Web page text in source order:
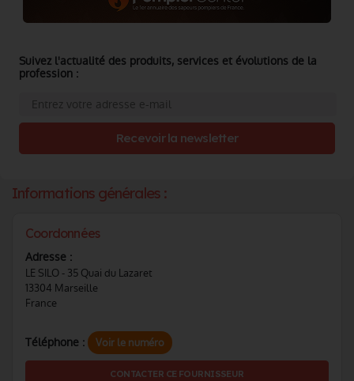
Informations générales :
Coordonnées
Adresse :
LE SILO - 35 Quai du Lazaret
13304 Marseille
France
Téléphone : Voir le numéro
CONTACTER CE FOURNISSEUR
Suivez l'actualité des produits, services et évolutions de la
profession :
Recevoir la newsletter